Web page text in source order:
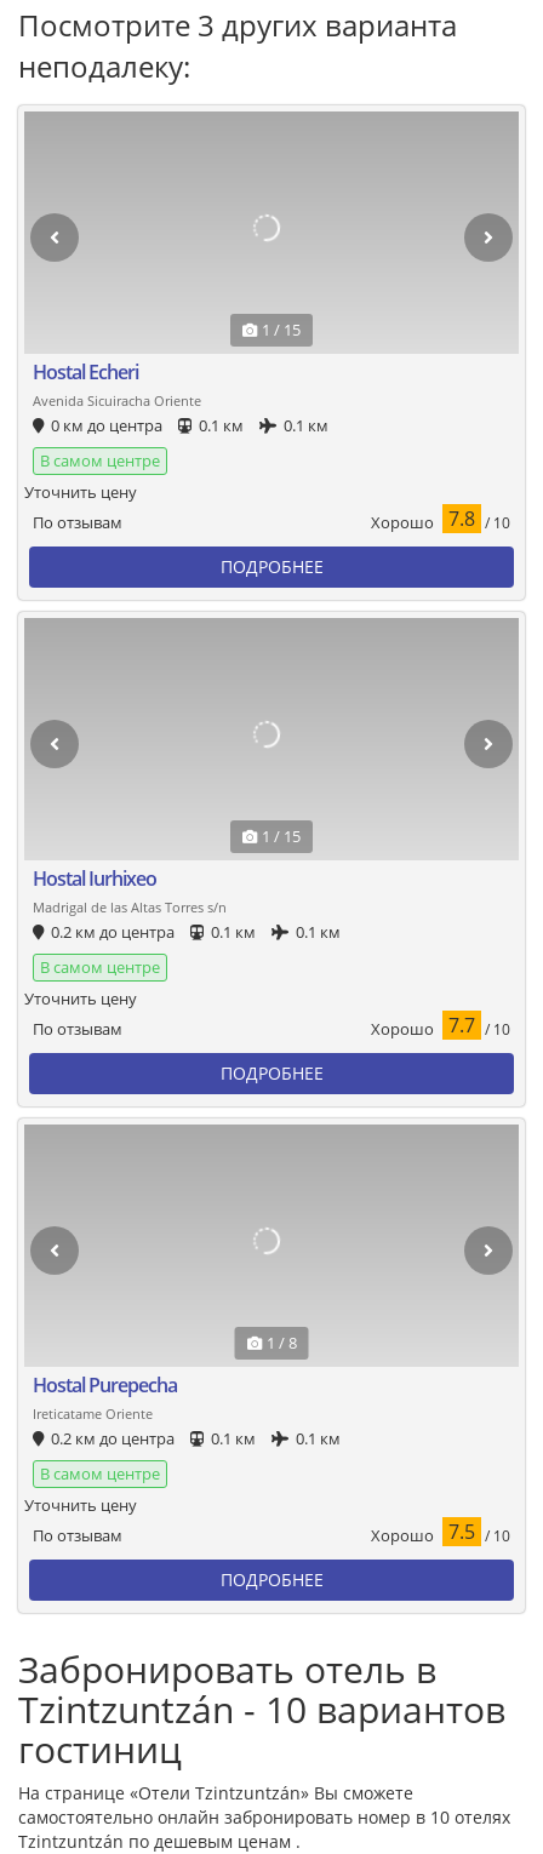
Посмотрите 3 других варианта
неподалеку:
1 / 15
Hostal Echeri
Avenida Sicuiracha Oriente
0 км до центра 0.1 км
0.1 км
В самом центре
По отзывам Хорошо 7.8 / 10
Уточнить цену
ПОДРОБНЕЕ
1 / 15
Hostal Iurhixeo
Madrigal de las Altas Torres s/n
0.2 км до центра 0.1 км
0.1 км
В самом центре
По отзывам Хорошо 7.7 / 10
Уточнить цену
ПОДРОБНЕЕ
1 / 8
Hostal Purepecha
Ireticatame Oriente
0.2 км до центра 0.1 км
0.1 км
В самом центре
По отзывам Хорошо 7.5 / 10
Уточнить цену
ПОДРОБНЕЕ
Забронировать отель в
Tzintzuntzán - 10 вариантов
гостиниц
На странице «Отели Tzintzuntzán» Вы сможете
самостоятельно онлайн забронировать номер в 10 отелях
Tzintzuntzán по дешевым ценам .